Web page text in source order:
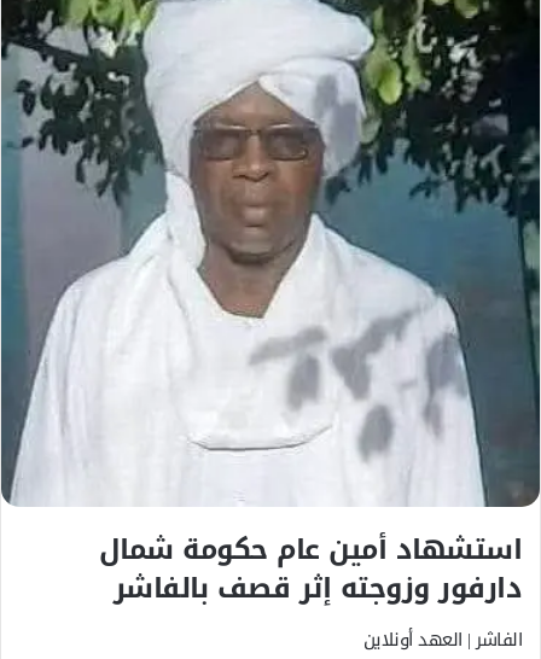
ل
ب
ر
ي
د
ا
ت
و
ا
استشهاد أمين عام حكومة شمال
دارفور وزوجته إثر قصف بالفاشر
الفاشر | العهد أونلاين